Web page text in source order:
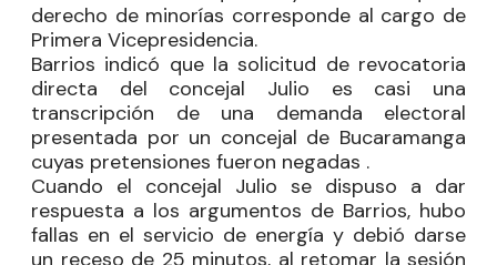
derecho de minorías corresponde al cargo de
Primera Vicepresidencia.
Barrios indicó que la solicitud de revocatoria
directa del concejal Julio es casi una
transcripción de una demanda electoral
presentada por un concejal de Bucaramanga
cuyas pretensiones fueron negadas .
Cuando el concejal Julio se dispuso a dar
respuesta a los argumentos de Barrios, hubo
fallas en el servicio de energía y debió darse
un receso de 25 minutos, al retomar la sesión